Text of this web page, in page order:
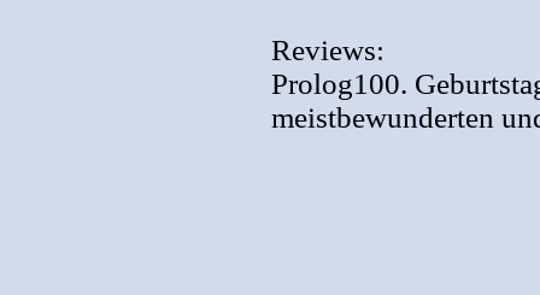
Reviews:
Prolog100.
meistbewunderten